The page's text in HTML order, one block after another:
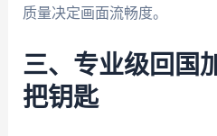
质量决定画面流畅度。
三、专业级回国
把钥匙